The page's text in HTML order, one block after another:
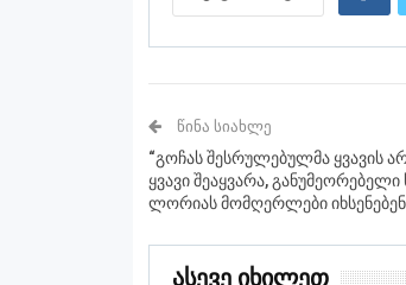
ᲬᲘᲜᲐ ᲡᲘᲐᲮᲚᲔ
“გოჩას შესრულებულმა ყვავის
ყვავი შეაყვარა, განუმეორებელი
ლორიას მომღერლები იხსენებენ
Ასევე Იხილეთ